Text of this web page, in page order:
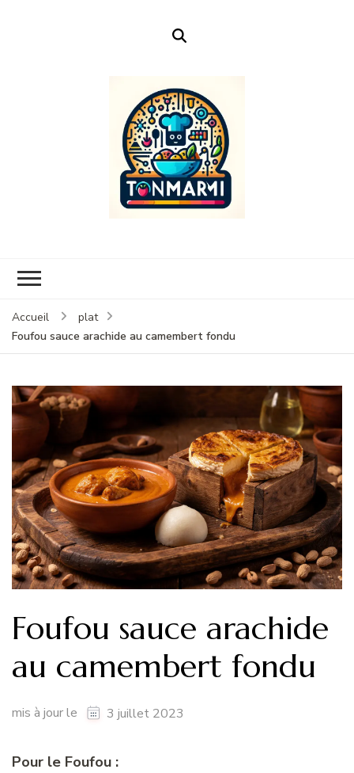
Accueil
plat
Foufou sauce arachide au camembert fondu
Foufou sauce arachide
au camembert fondu
mis à jour le 3 juillet 2023
Pour le Foufou :